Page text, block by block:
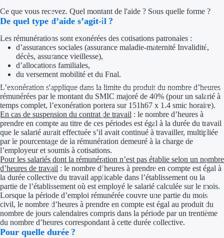
Aides Fiscales et
Exonération
Aides Urssaf
Prêts publics
Prêt
Prêt
Appel à projet
Avance
Ce que vous recevez. Quel montant de l'aide ? Sous quelle forme ?
De quel type d’aide s’agit-il ?
Les rémunérations sont exonérées des cotisations patronales :
d’assurances sociales (assurance maladie-maternité Invalidité,
décès, assurance vieillesse),
d’allocations familiales,
du versement mobilité et du Fnal.
L’exonération s'applique dans la limite du produit du nombre d’heures
rémunérées par le montant du SMIC majoré de 40% (pour un salarié à
temps complet, l’exonération portera sur 151h67 x 1.4 smic horaire).
En cas de suspension du contrat de travail : le nombre d’heures à
prendre en compte au titre de ces périodes est égal à la durée du travail
que le salarié aurait effectuée s’il avait continué à travailler, multipliée
par le pourcentage de la rémunération demeuré à la charge de
l’employeur et soumis à cotisations.
Pour les salariés dont la rémunération n’est pas établie selon un nombre
d’heures de travail : le nombre d’heures à prendre en compte est égal à
la durée collective du travail applicable dans l’établissement ou la
partie de l’établissement où est employé le salarié calculée sur le mois.
Lorsque la période d’emploi rémunérée couvre une partie du mois
civil, le nombre d’heures à prendre en compte est égal au produit du
nombre de jours calendaires compris dans la période par un trentième
du nombre d’heures correspondant à cette durée collective.
Pour quelle durée ?